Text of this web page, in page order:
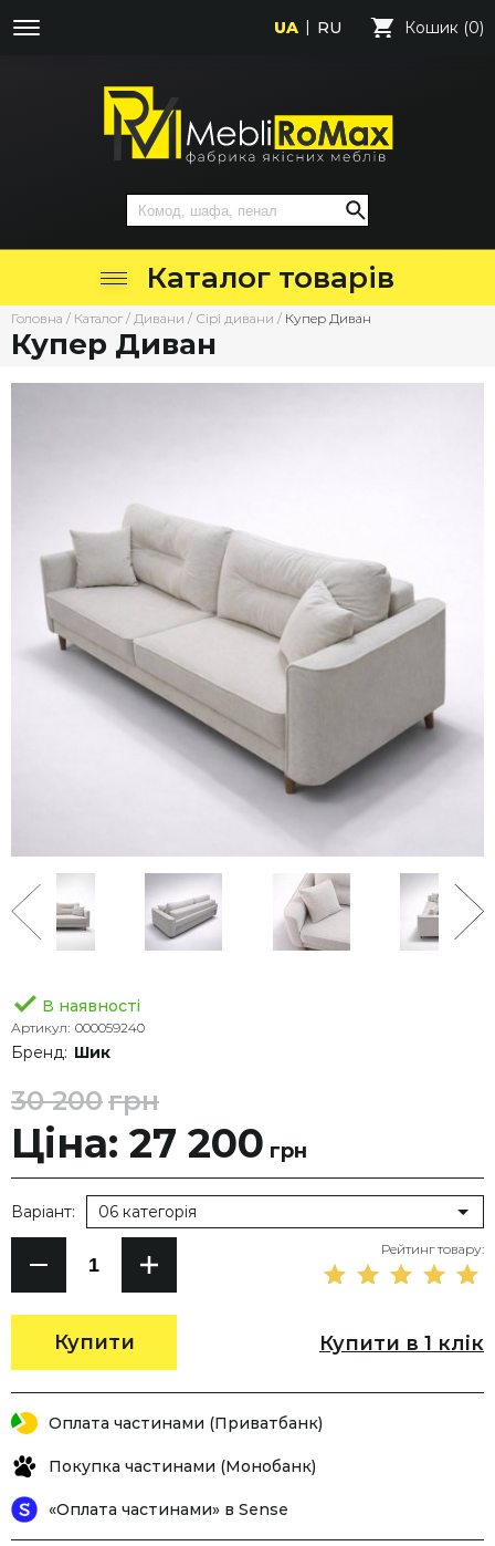
UA RU Кошик (0)
Каталог товарів
Головна / Каталог / Дивани / Сірі дивани / Купер Диван
Купер Диван
В наявності
Артикул: 000059240
Бренд: Шик
30 200грн
Ціна: 27 200 грн
Купити
Варіант: 06 категорія
Рейтинг товару:
Купити в 1 клік
Оплата частинами (Приватбанк)
Покупка частинами (Монобанк)
«Оплата частинами» в Sense